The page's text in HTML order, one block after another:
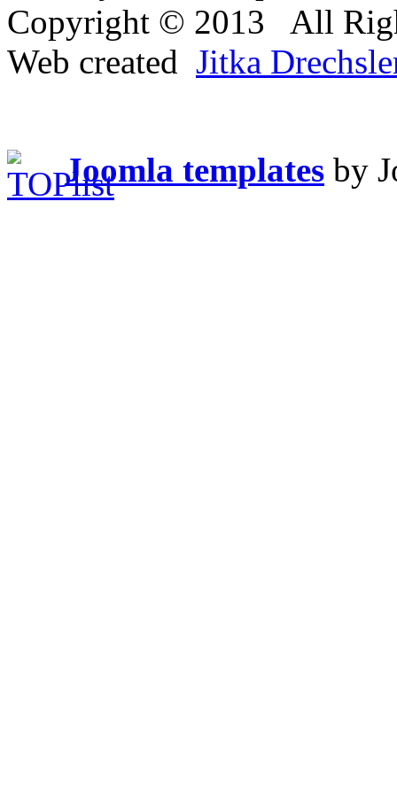
Copyright © 2013 All
Web created Jitka
Joomla templates by